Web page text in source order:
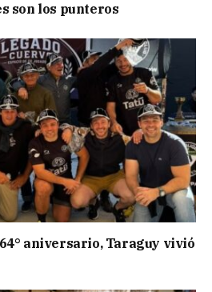
son los punteros
aniversario, Taraguy vivió